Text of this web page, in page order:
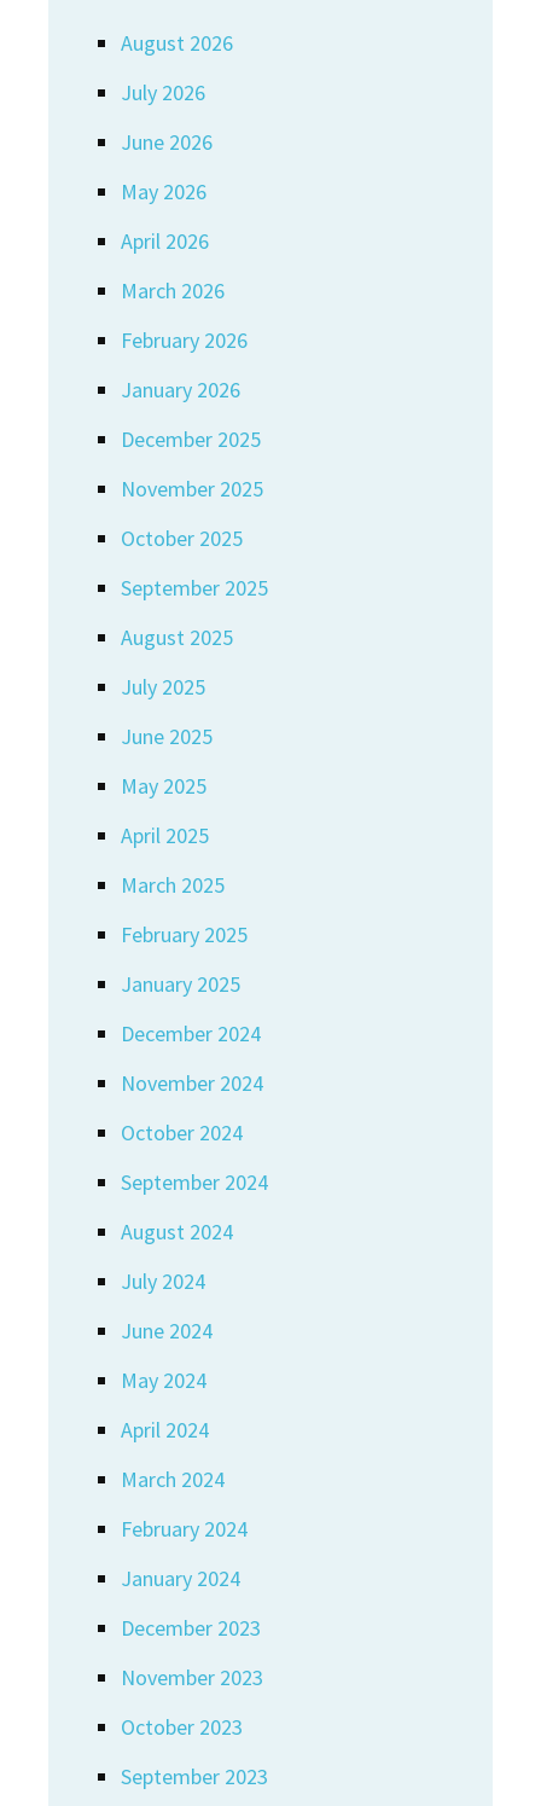
August 2026
July 2026
June 2026
May 2026
April 2026
March 2026
February 2026
January 2026
December 2025
November 2025
October 2025
September 2025
August 2025
July 2025
June 2025
May 2025
April 2025
March 2025
February 2025
January 2025
December 2024
November 2024
October 2024
September 2024
August 2024
July 2024
June 2024
May 2024
April 2024
March 2024
February 2024
January 2024
December 2023
November 2023
October 2023
September 2023